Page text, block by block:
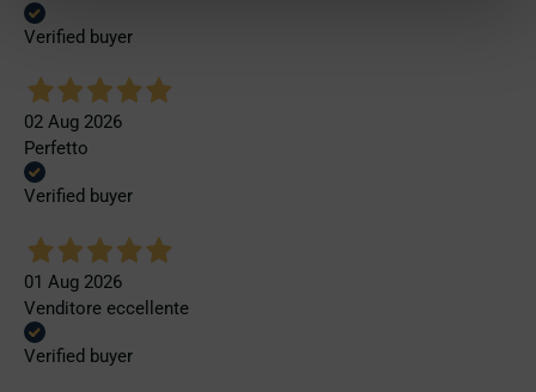
Verified buyer
02 Aug 2026
Perfetto
Verified buyer
01 Aug 2026
Venditore eccellente
Verified buyer